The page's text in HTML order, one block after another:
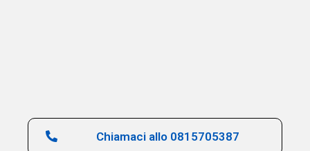
Chiamaci allo 0815705387